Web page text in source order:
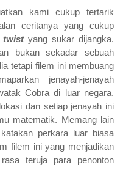
kami cukup tertarik
ceritanya yang cukup
twistyang sukar dijangka.
bukan sekadar sebuah
tetapi filem ini membuang
jenayah-jenayah
Cobra di luar negara.
dan setiap jenayah ini
matematik. Memang lain
perkara luar biasa
filem ini yang menjadikan
teruja para penonton